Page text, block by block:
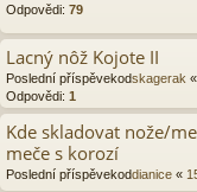
Odpovědi: 79
Lacný nôž Kojote II
Poslední příspěvekodskagerak «
Odpovědi: 1
Kde skladovat nože/
meče s korozí
Poslední příspěvekoddianice «